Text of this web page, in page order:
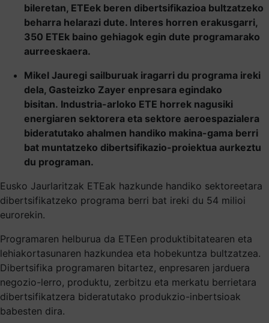
bileretan, ETEek beren dibertsifikazioa bultzatzeko
beharra helarazi dute. Interes horren erakusgarri,
350 ETEk baino gehiagok egin dute programarako
aurreeskaera.
Mikel Jauregi sailburuak iragarri du programa ireki
dela, Gasteizko Zayer enpresara egindako
bisitan. Industria-arloko ETE horrek nagusiki
energiaren sektorera eta sektore aeroespazialera
bideratutako ahalmen handiko makina-gama berri
bat muntatzeko dibertsifikazio-proiektua aurkeztu
du programan.
Eusko Jaurlaritzak ETEak hazkunde handiko sektoreetara
dibertsifikatzeko programa berri bat ireki du 54 milioi
eurorekin.
Programaren helburua da ETEen produktibitatearen eta
lehiakortasunaren hazkundea eta hobekuntza bultzatzea.
Dibertsifika programaren bitartez, enpresaren jarduera
negozio-lerro, produktu, zerbitzu eta merkatu berrietara
dibertsifikatzera bideratutako produkzio-inbertsioak
babesten dira.